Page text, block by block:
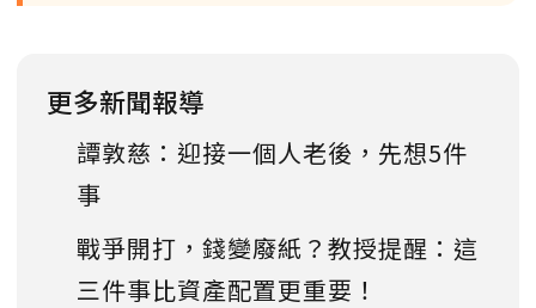
更多新聞報導
譚敦慈：迎接一個人老後，先想5件
事
戰爭開打，錢變廢紙？教授提醒：這
三件事比資產配置更重要！